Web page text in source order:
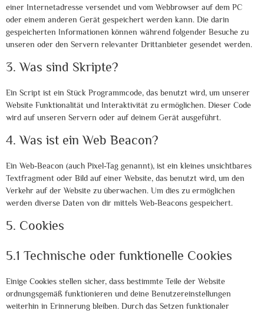
einer Internetadresse versendet und vom Webbrowser auf dem PC
oder einem anderen Gerät gespeichert werden kann. Die darin
gespeicherten Informationen können während folgender Besuche zu
unseren oder den Servern relevanter Drittanbieter gesendet werden.
3. Was sind Skripte?
Ein Script ist ein Stück Programmcode, das benutzt wird, um unserer
Website Funktionalität und Interaktivität zu ermöglichen. Dieser Code
wird auf unseren Servern oder auf deinem Gerät ausgeführt.
4. Was ist ein Web Beacon?
Ein Web-Beacon (auch Pixel-Tag genannt), ist ein kleines unsichtbares
Textfragment oder Bild auf einer Website, das benutzt wird, um den
Verkehr auf der Website zu überwachen. Um dies zu ermöglichen
werden diverse Daten von dir mittels Web-Beacons gespeichert.
5. Cookies
5.1 Technische oder funktionelle Cookies
Einige Cookies stellen sicher, dass bestimmte Teile der Website
ordnungsgemäß funktionieren und deine Benutzereinstellungen
weiterhin in Erinnerung bleiben. Durch das Setzen funktionaler